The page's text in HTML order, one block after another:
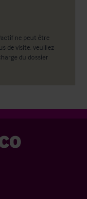
ne peut être
de visite, veuillez
du dossier